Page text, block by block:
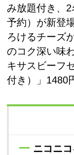
み放題付き、
予約）が新登
ろけるチーズ
のコク深い味
キサスビーフ
付き）」1480
ニコニ